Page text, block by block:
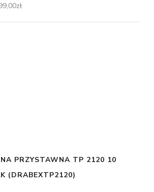
zł
PRZYSTAWNA TP 2120 10
(DRABEXTP2120)